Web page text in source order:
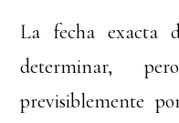
La fecha exacta
determinar,
previsiblemente